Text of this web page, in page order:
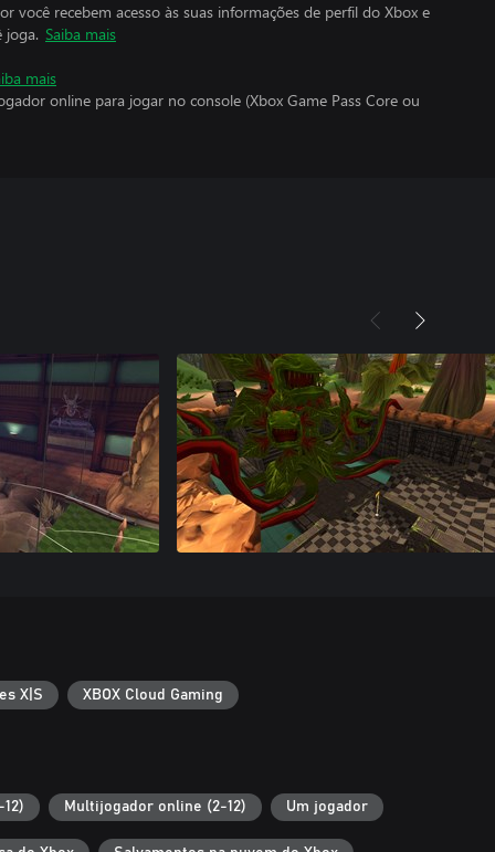
você recebem acesso às suas informações de perfil do Xbox e
joga. Saiba mais
mais
online para jogar no console (Xbox Game Pass Core ou
X|S XBOX Cloud Gaming
Multijogador online (2-12) Um jogador